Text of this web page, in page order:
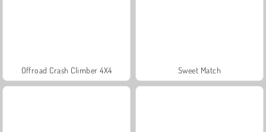
Offroad Crash Climber 4X4 Sweet Match